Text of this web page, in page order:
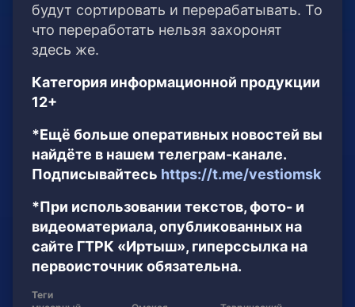
будут сортировать и перерабатывать. То
что переработать нельзя захоронят
здесь же.
Категория информационной продукции
12+
*Ещё больше оперативных новостей вы
найдёте в нашем телеграм-канале.
Подписывайтесь https://t.me/vestiomsk
*При использовании текстов, фото- и
видеоматериала, опубликованных на
сайте ГТРК «Иртыш», гиперссылка на
первоисточник обязательна.
Теги